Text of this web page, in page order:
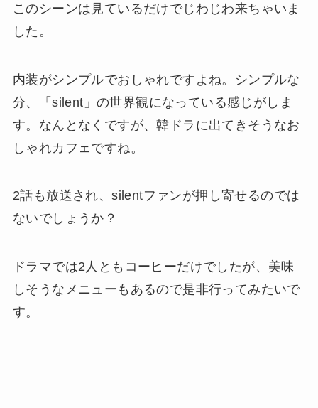
このシーンは見ているだけでじわじわ来ちゃいま
した。
内装がシンプルでおしゃれですよね。シンプルな
分、「silent」の世界観になっている感じがしま
す。なんとなくですが、韓ドラに出てきそうなお
しゃれカフェですね。
2話も放送され、silentファンが押し寄せるのでは
ないでしょうか？
ドラマでは2人ともコーヒーだけでしたが、美味
しそうなメニューもあるので是非行ってみたいで
す。